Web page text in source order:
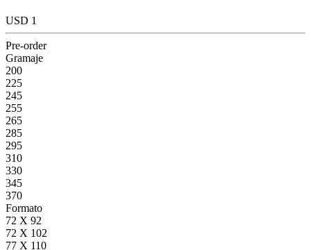
USD 1
Pre-order
Gramaje
200
225
245
255
265
285
295
310
330
345
370
Formato
72 X 92
72 X 102
77 X 110